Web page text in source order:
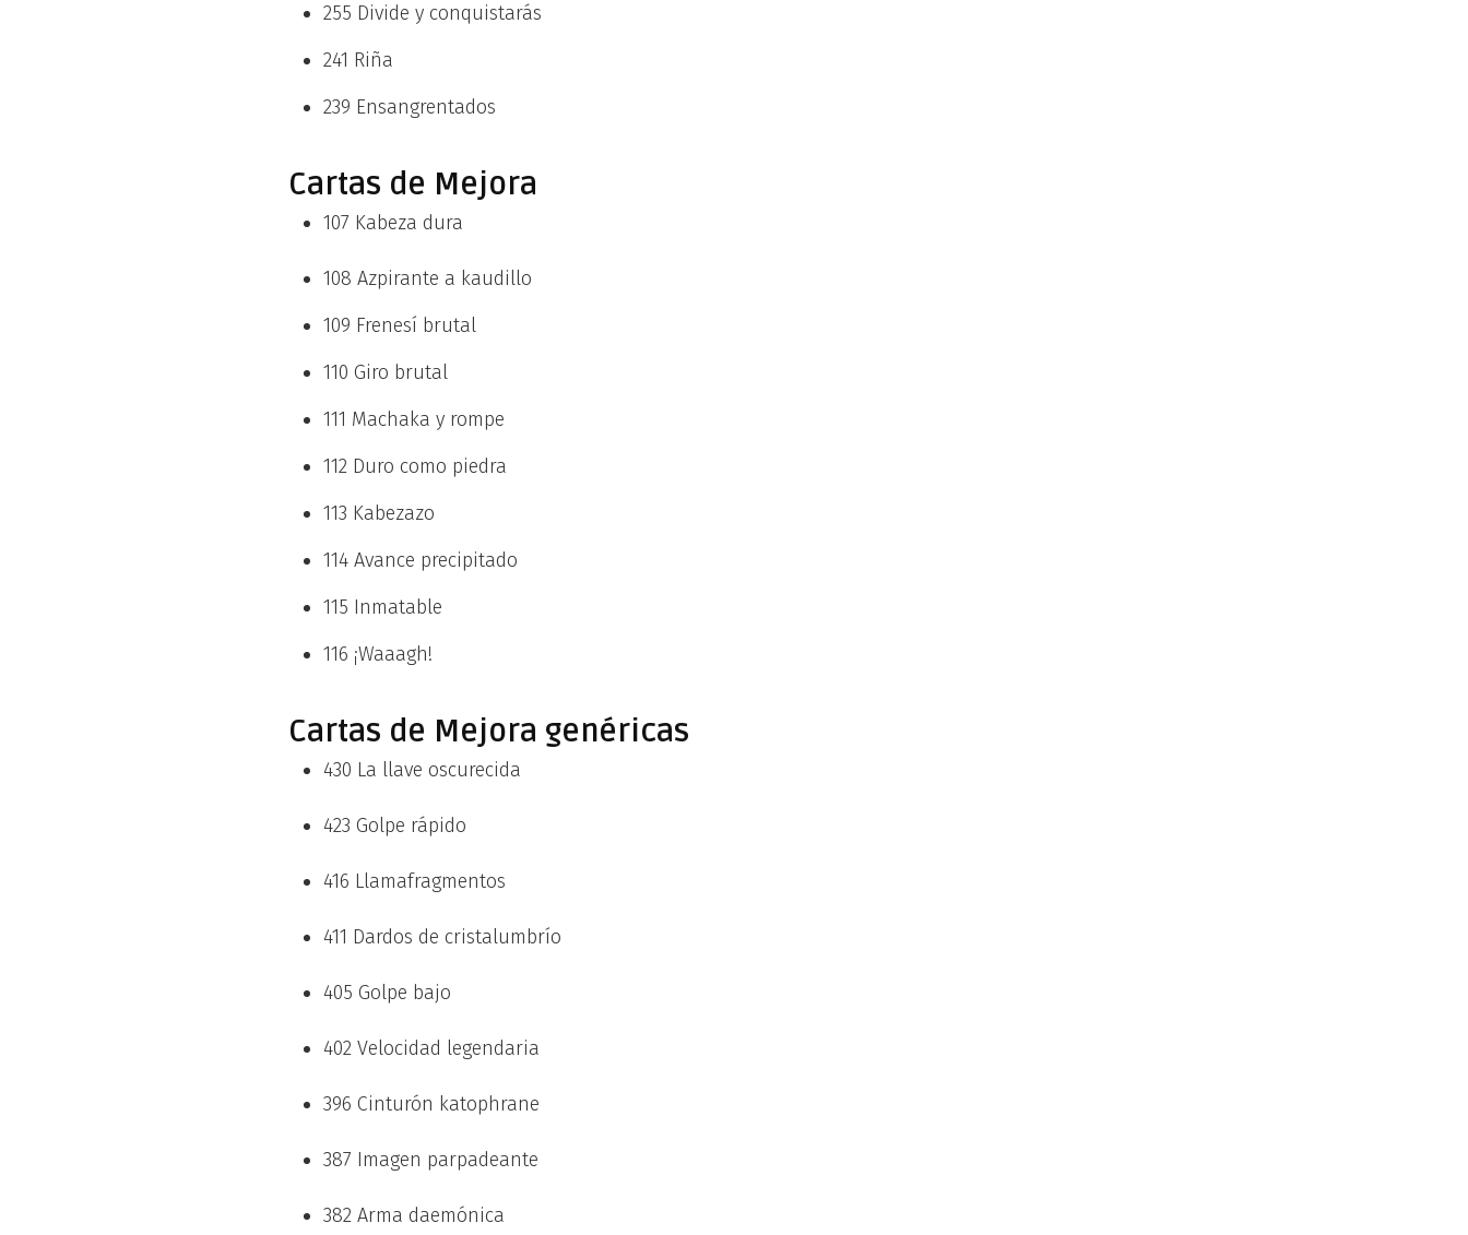
255 Divide y conquistarás
241 Riña
239 Ensangrentados
Cartas de Mejora
107 Kabeza dura
108 Azpirante a kaudillo
109 Frenesí brutal
110 Giro brutal
111 Machaka y rompe
112 Duro como piedra
113 Kabezazo
114 Avance precipitado
115 Inmatable
116 ¡Waaagh!
Cartas de Mejora genéricas
430 La llave oscurecida
423 Golpe rápido
416 Llamafragmentos
411 Dardos de cristalumbrío
405 Golpe bajo
402 Velocidad legendaria
396 Cinturón katophrane
387 Imagen parpadeante
382 Arma daemónica